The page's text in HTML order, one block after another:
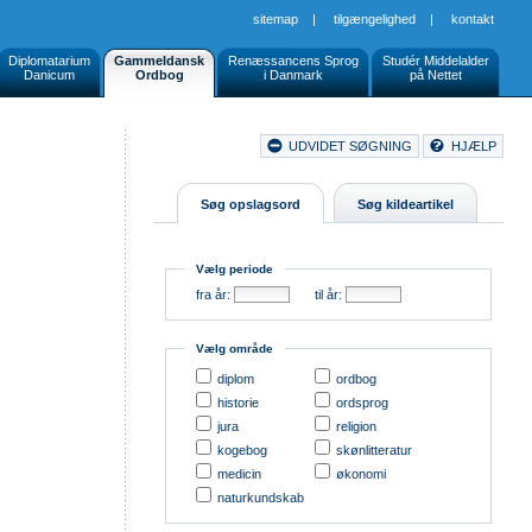
sitemap | tilgængelighed | kontakt
Diplomatarium
Danicum
Gammeldansk
Ordbog
Renæssancens Sprog
i Danmark
Studér Middelalder
på Nettet
UDVIDET SØGNING HJÆLP
Søg opslagsord Søg kildeartikel
Vælg periode
fra år: til år:
Vælg område
diplom
historie
jura
kogebog
medicin
naturkundskab
ordbog
ordsprog
religion
skønlitteratur
økonomi